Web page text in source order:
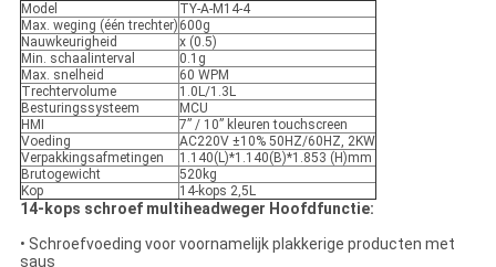
Model
TY-A-M14-4
Max. weging (één trechter) 600g
Nauwkeurigheid
x (0.5)
Min. schaalinterval
0.1g
Max. snelheid
60 WPM
Trechtervolume
1.0L/1.3L
Besturingssysteem
MCU
HMI
7” / 10” kleuren touchscreen
Voeding
AC220V ±10% 50HZ/60HZ, 2KW
Verpakkingsafmetingen
1.140(L)*1.140(B)*1.853 (H)mm
Brutogewicht
520kg
Kop
14-kops 2,5L
14-kops schroef multiheadweger Hoofdfunctie:
• Schroefvoeding voor voornamelijk plakkerige producten met
saus